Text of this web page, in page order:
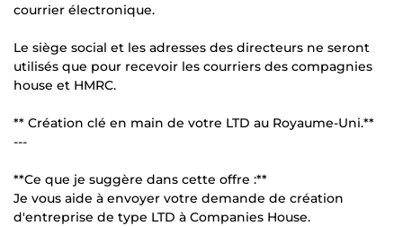
courrier électronique.
Le siège social et les adresses des directeurs ne seront
utilisés que pour recevoir les courriers des compagnies
house et HMRC.
** Création clé en main de votre LTD au Royaume-Uni.**
---
**Ce que je suggère dans cette offre :**
Je vous aide à envoyer votre demande de création
d'entreprise de type LTD à Companies House.